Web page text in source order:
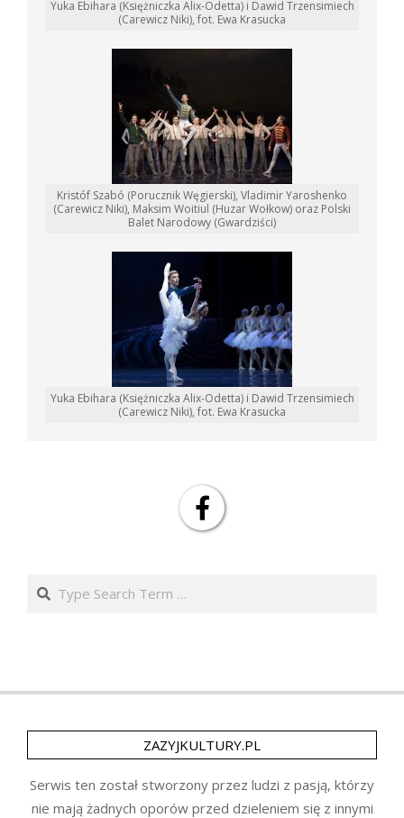
Yuka Ebihara (Księżniczka Alix-Odetta) i Dawid Trzensimiech
(Carewicz Niki), fot. Ewa Krasucka
Kristóf Szabó (Porucznik Węgierski), Vladimir Yaroshenko
(Carewicz Niki), Maksim Woitiul (Huzar Wołkow) oraz Polski
Balet Narodowy (Gwardziści)
Yuka Ebihara (Księżniczka Alix-Odetta) i Dawid Trzensimiech
(Carewicz Niki), fot. Ewa Krasucka
Search
ZAZYJKULTURY.PL
Serwis ten został stworzony przez ludzi z pasją, którzy
nie mają żadnych oporów przed dzieleniem się z innymi